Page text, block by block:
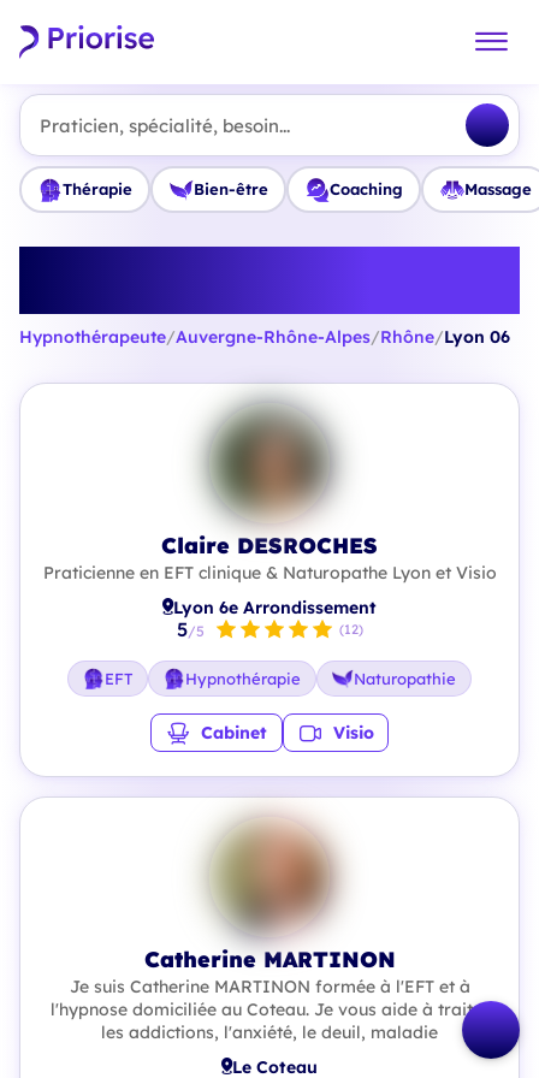
Praticien, spécialité, besoin...
Thérapie Bien-être Coaching Massage
Hypnothérapeute/Auvergne-Rhône-Alpes/Rhône/Lyon 06
Claire DESROCHES
Praticienne en EFT clinique & Naturopathe Lyon et Visio
Lyon 6e Arrondissement
5/5 (12)
EFT Hypnothérapie Naturopathie
Cabinet Visio
Catherine MARTINON
Je suis Catherine MARTINON formée à l'EFT et à
l'hypnose domiciliée au Coteau. Je vous aide à traiter
les addictions, l'anxiété, le deuil, maladie
Le Coteau